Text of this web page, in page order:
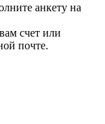
анкету на
счет или
почте.